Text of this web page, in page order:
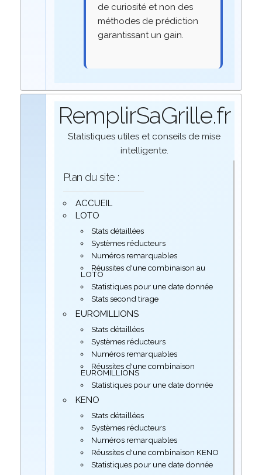
de curiosité et non des
méthodes de prédiction
garantissant un gain.
RemplirSaGrille.fr
Statistiques utiles et conseils de mise
intelligente.
Plan du site :
ACCUEIL
LOTO
Stats détaillées
Systèmes réducteurs
Numéros remarquables
Réussites d'une combinaison au
LOTO
Statistiques pour une date donnée
Stats second tirage
EUROMILLIONS
Stats détaillées
Systèmes réducteurs
Numéros remarquables
Réussites d'une combinaison
EUROMILLIONS
Statistiques pour une date donnée
KENO
Stats détaillées
Systèmes réducteurs
Numéros remarquables
Réussites d'une combinaison KENO
Statistiques pour une date donnée